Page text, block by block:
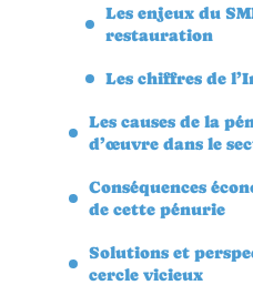
Les enjeux du
restauration
Les chiffres de
Les causes de la
d’œuvre dans le
Conséquences
de cette pénurie
Solutions et
cercle vicieux